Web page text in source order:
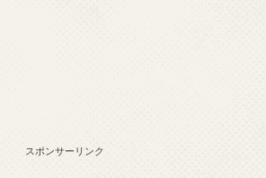
スポンサーリンク